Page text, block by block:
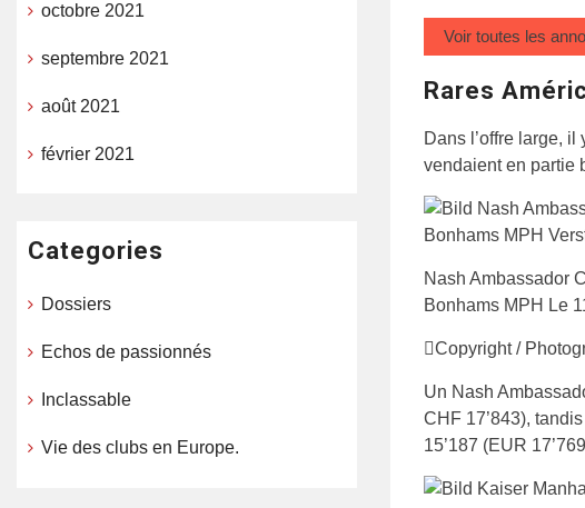
Voir toutes les
Rares
Dans l’offre large,
vendaient en partie
Nash Ambassador
Bonhams MPH Le
Copyright /
Un Nash
CHF 17’843),
15’187 (EUR
octobre 2021
septembre 2021
août 2021
février 2021
Categories
Dossiers
Echos de passionnés
Inclassable
Vie des clubs en Europe.